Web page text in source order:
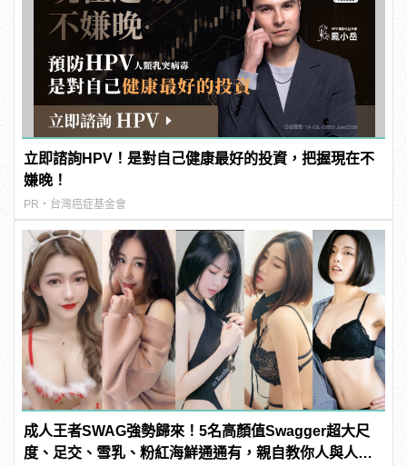
立即諮詢HPV！是對自己健康最好的投資，把握現在不
嫌晚！
PR・台灣癌症基金會
成人王者SWAG強勢歸來！5名高顏值Swagger超大尺
度、足交、雪乳、粉紅海鮮通通有，親自教你人與人的